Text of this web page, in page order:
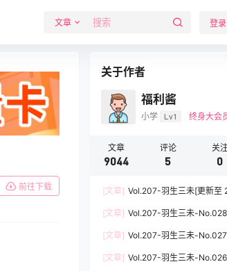
文章 登录
前往下载
关于作者
福利酱
小学 Lv1 终身大会
文章
9044
评论
5
关
0
[文章] Vol.207-羽生三未[更新至
[文章] Vol.207-羽生三未-No.028
[文章] Vol.207-羽生三未-
[文章] Vol.207-羽生三未-No.026